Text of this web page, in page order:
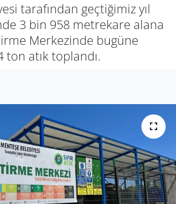
tarafından geçtiğimiz yıl
3 bin 958 metrekare alana
Merkezinde bugüne
atık toplandı.
Durumu ve Fikstür